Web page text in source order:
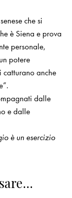
che si
è Siena e prova
personale,
potere
catturano anche
dalle
e dalle
è un esercizio